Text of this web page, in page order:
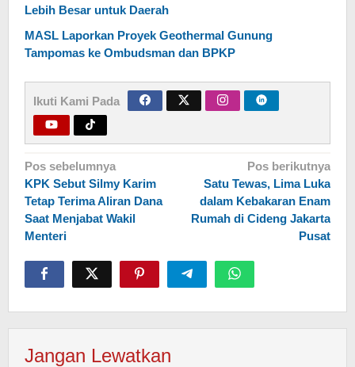
Lebih Besar untuk Daerah
MASL Laporkan Proyek Geothermal Gunung
Tampomas ke Ombudsman dan BPKP
Ikuti Kami Pada
Navigasi
pos
Pos sebelumnya
KPK Sebut Silmy Karim
Tetap Terima Aliran Dana
Saat Menjabat Wakil
Menteri
Pos berikutnya
Satu Tewas, Lima Luka
dalam Kebakaran Enam
Rumah di Cideng Jakarta
Pusat
Jangan Lewatkan